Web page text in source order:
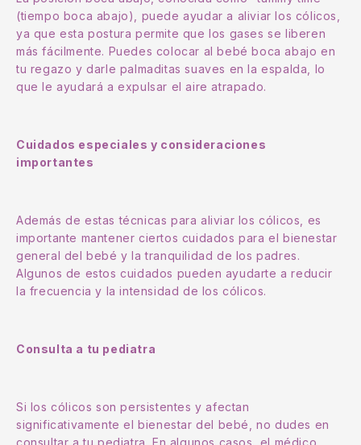
(tiempo boca abajo), puede ayudar a aliviar los cólicos,
ya que esta postura permite que los gases se liberen
más fácilmente. Puedes colocar al bebé boca abajo en
tu regazo y darle palmaditas suaves en la espalda, lo
que le ayudará a expulsar el aire atrapado.
Cuidados especiales y consideraciones
importantes
Además de estas técnicas para aliviar los cólicos, es
importante mantener ciertos cuidados para el bienestar
general del bebé y la tranquilidad de los padres.
Algunos de estos cuidados pueden ayudarte a reducir
la frecuencia y la intensidad de los cólicos.
Consulta a tu pediatra
Si los cólicos son persistentes y afectan
significativamente el bienestar del bebé, no dudes en
consultar a tu pediatra. En algunos casos, el médico